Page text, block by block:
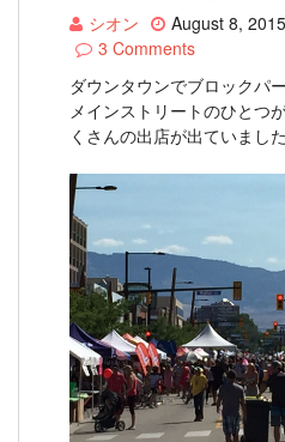
シオン August 8, 2015
3 Comments
ダウンタウンでブロックパ
メインストリートのひとつ
くさんの出店が出ていました